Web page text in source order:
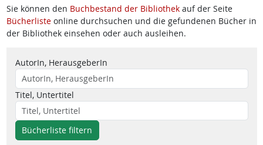
Sie können den Buchbestand der Bibliothekauf der Seite
Bücherlisteonline durchsuchen und die gefundenen Bücher in
der Bibliothek einsehen oder auch ausleihen.
AutorIn, HerausgeberIn
Titel, Untertitel
Bücherliste filtern